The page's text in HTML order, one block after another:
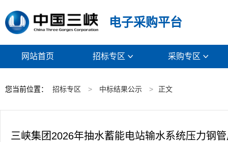
电子采购平台
网站首页 招标专区  采购专区 
您当前位置： 招标专区 > 中标结果公示 > 正文
三峡集团2026年抽水蓄能电站输水系统压力钢